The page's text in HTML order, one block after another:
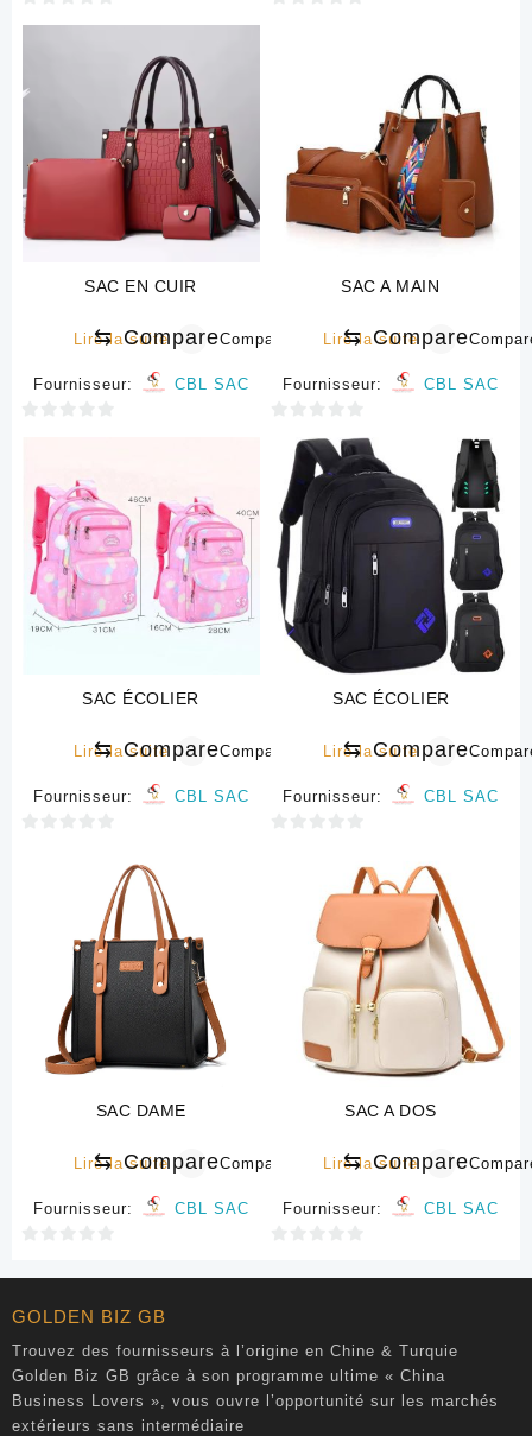
SAC EN CUIR
Lire la suite
⇆ CompareCompare
Fournisseur: CBL SAC
SAC A MAIN
Lire la suite
⇆ Compare
Fournisseur: CBL SAC
sur
SAC ÉCOLIER
Lire la suite
⇆ CompareCompare
Fournisseur: CBL SAC
SAC ÉCOLIER
Lire la suite
⇆ Compare
Fournisseur: CBL SAC
SAC DAME
Lire la suite
⇆ CompareCompare
Fournisseur: CBL SAC
sur
5
SAC A DOS
Lire la suite
⇆ Compare
Fournisseur: CBL SAC
sur
GOLDEN BIZ GB
Trouvez des fournisseurs à l’origine en Chine & Turquie
Golden Biz GB grâce à son programme ultime « China
Business Lovers », vous ouvre l’opportunité sur les marchés
extérieurs sans intermédiaire